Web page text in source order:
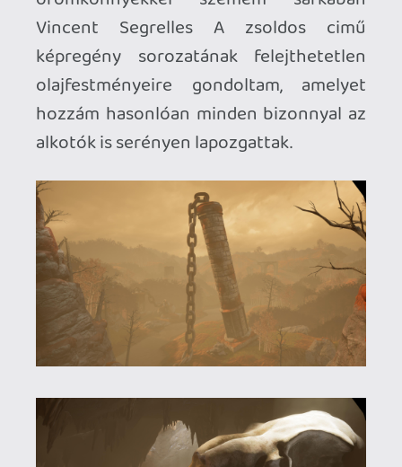
2024.12.21 09:16:23
axl 2024.12.22 10:45:30 #1zscn
A különböző dimenziók érzékeltetése
tényleg a VR legnagyobb erősségei közé
tartozik, ezt még a magam jócskán
korlátozott tapasztalataival is
egyértelműen ki merem jelenteni.
tekintetében, hanem különösen a
magasságok / mélységek (bár ezek
előbbiből következnek), illetve hogy valami
mennyire van közel vagy távol.
A szóban forgó játék viszont előzetesen
sokkal nagyobb (ha-ha) durranásnak tűnt,
mint amilyen végül a leírásod alapján lett.
Én azt hittem, a lények megmászása nem a
csúcspontjai (megint ha-ha) lesznek,
hanem a lényege és ezért keveslem az 5
inkább jók legyenek, mint sokan.
2024.12.21 09:16:23